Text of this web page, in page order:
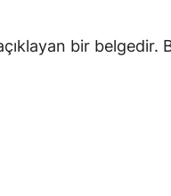
bir belgedir.